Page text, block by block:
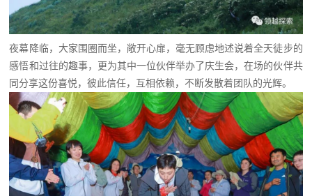
夜幕降临，大家围圈而坐，敞开心扉，毫无顾虑地述说着全天徒步的
感悟和过往的趣事，更为其中一位伙伴举办了庆生会，在场的伙伴共
同分享这份喜悦，彼此信任，互相依赖，不断发散着团队的光辉。